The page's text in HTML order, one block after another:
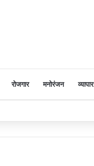
रोजगार मनोरंजन व्यापार